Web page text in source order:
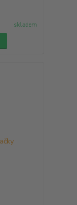
skladem